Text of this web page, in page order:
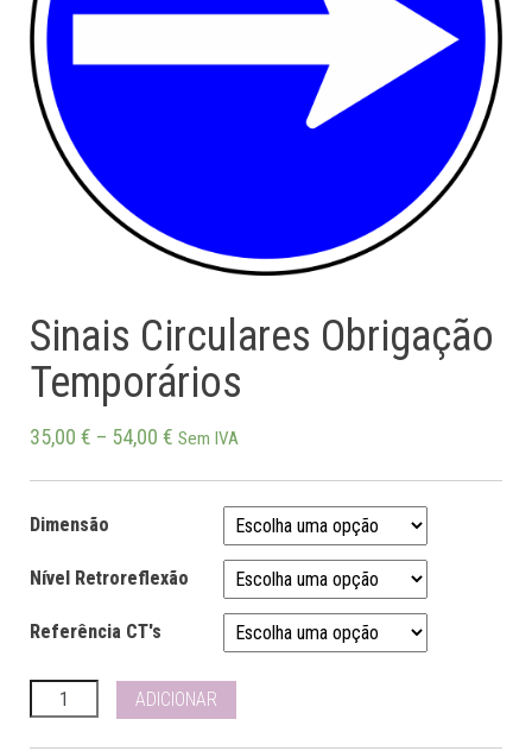
Sinais Circulares Obrigação
Temporários
35,00 € – 54,00 € Sem IVA
Dimensão
Nível Retroreflexão
Referência CT's
Quantidade ADICIONAR